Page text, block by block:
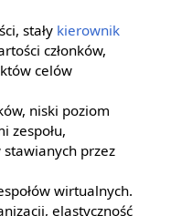
stały kierownik
członków,
celów
niski poziom
zespołu,
przez
wirtualnych.
elastyczność